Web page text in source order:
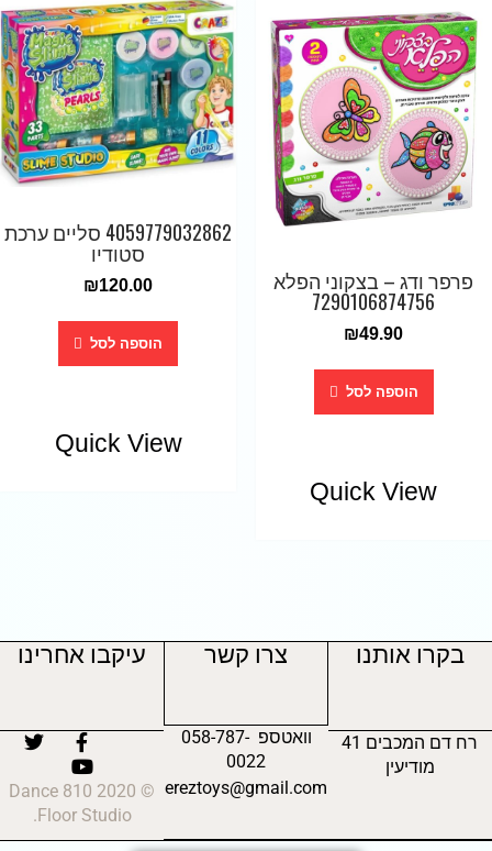
פרפר ודג – בצקוני הפלא
7290106874756
₪49.90
הוספה לסל
Quick View
4059779032862 סליים ערכת
סטודיו
₪120.00
הוספה לסל
Quick View
בקרו אותנו
רח דם המכבים 41
מודיעין
צרו קשר
וואטספ 058-787-
0022
ereztoys@gmail.com
עיקבו אחרינו
© 2020 810 Dance
Floor Studio.